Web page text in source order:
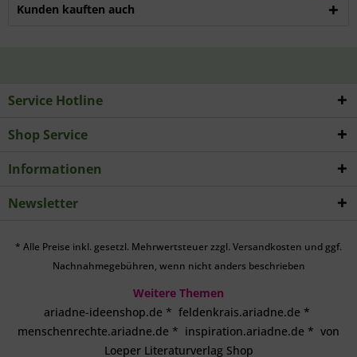
Kunden kauften auch
Service Hotline
Shop Service
Informationen
Newsletter
* Alle Preise inkl. gesetzl. Mehrwertsteuer zzgl. Versandkosten und ggf.
Nachnahmegebühren, wenn nicht anders beschrieben
Weitere Themen
ariadne-ideenshop.de * feldenkrais.ariadne.de *
menschenrechte.ariadne.de * inspiration.ariadne.de * von
Loeper Literaturverlag Shop